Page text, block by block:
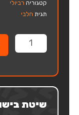
קטגוריה רביולי
תגית חלבי
כמות
של
שיטת